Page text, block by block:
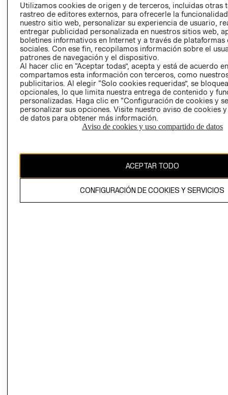
AVISO DE
PRIVACIDAD
GIFT CARD
AVISO DE
COOKIES
El contenido de esta página web está protegido por copyright y es
Utilizamos cookies de origen y de terceros, incluidas otras
rastreo de editores externos, para ofrecerle la
nuestro sitio web, personalizar su experiencia de usuario,
entregar publicidad personalizada en nuestros sitios web,
boletines informativos en Internet y a través de plataformas
sociales. Con ese fin, recopilamos información sobre el
patrones de navegación y el dispositivo.
Al hacer clic en “Aceptar todas”, acepta y está de acuerdo
compartamos esta información con terceros, como
publicitarios. Al elegir “Solo cookies requeridas”, se
opcionales, lo que limita nuestra entrega de contenido y
personalizadas. Haga clic en “Configuración de cookies y
personalizar sus opciones. Visite nuestro aviso de cookies
de datos para obtener más información.
Aviso de cookies y uso compartido de datos
ACEPTAR TODO
CONFIGURACIÓN DE COOKIES Y SERVICIOS